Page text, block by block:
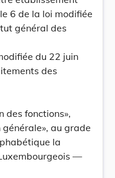
6 de la loi modifiée
général des
du 22 juin
des
des fonctions»,
au grade
la
—